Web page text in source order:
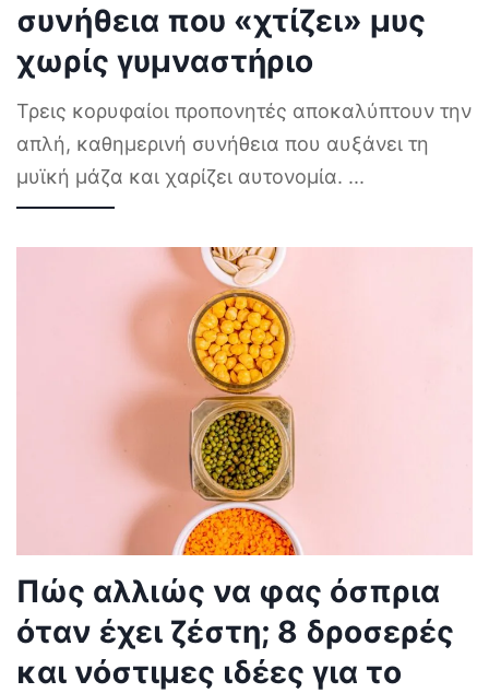
συνήθεια που «χτίζει» μυς
χωρίς γυμναστήριο
Τρεις κορυφαίοι προπονητές αποκαλύπτουν την
απλή, καθημερινή συνήθεια που αυξάνει τη
μυϊκή μάζα και χαρίζει αυτονομία. ...
Πώς αλλιώς να φας όσπρια
όταν έχει ζέστη; 8 δροσερές
και νόστιμες ιδέες για το